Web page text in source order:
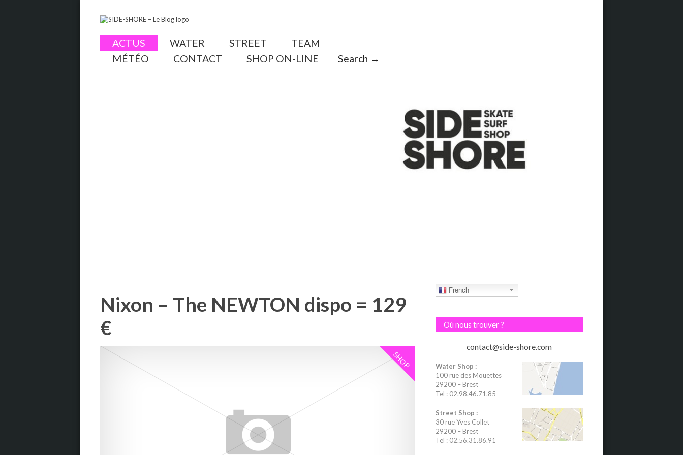
ACTUS WATER STREET
TEAM
MÉTÉO
CONTACT SHOP ON-LINE Search →
Nixon – The NEWTON dispo = 129
€
SHOP
French
Où nous trouver ?
contact@side-shore.com
Water Shop :
100 rue des Mouettes
29200 – Brest
Tel : 02.98.46.71.85
Street Shop :
30 rue Yves Collet
29200 – Brest
Tel : 02.56.31.86.91